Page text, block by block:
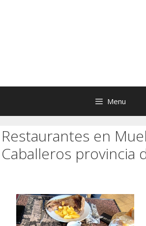
Menu
Restaurantes en
Caballeros provincia